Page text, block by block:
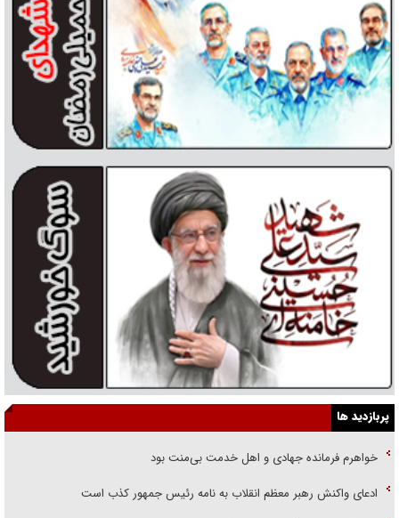
پربازدید ها
خواهرم فرمانده جهادی و اهل خدمت بی‌منت بود
ادعای واکنش رهبر معظم انقلاب به نامه رئیس جمهور کذب است